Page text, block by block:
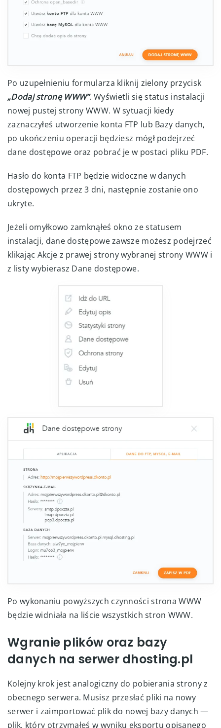
Po uzupełnieniu formularza kliknij zielony przycisk
„Dodaj stronę WWW”. Wyświetli się status instalacji
nowej pustej strony WWW. W sytuacji kiedy
zaznaczyłeś utworzenie konta FTP lub Bazy danych,
po ukończeniu operacji będziesz mógł podejrzeć
dane dostępowe oraz pobrać je w postaci pliku PDF.
Hasło do konta FTP będzie widoczne w danych
dostępowych przez 3 dni, następnie zostanie ono
ukryte.
Jeżeli omyłkowo zamknąłeś okno ze statusem
instalacji, dane dostępowe zawsze możesz podejrzeć
klikając Akcje z prawej strony wybranej strony WWW i
z listy wybierasz Dane dostępowe.
Po wykonaniu powyższych czynności strona WWW
będzie widniała na liście wszystkich stron WWW.
Wgranie plików oraz bazy
danych na serwer dhosting.pl
Kolejny krok jest analogiczny do pobierania strony z
obecnego serwera. Musisz przesłać pliki na nowy
serwer i zaimportować plik do nowej bazy danych —
plik, który otrzymałeś w wyniku eksportu opisanego